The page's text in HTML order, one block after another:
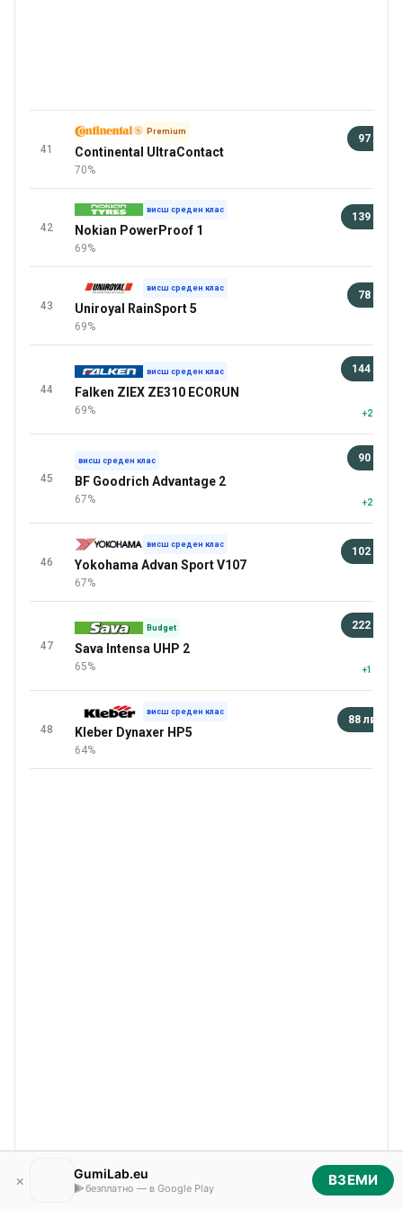
41
Premium
Continental UltraContact
70%
97 лв
42
висш среден клас
Nokian PowerProof 1
69%
139 лв
43
висш среден клас
Uniroyal RainSport 5
69%
78 лв
44
висш среден клас
Falken ZIEX ZE310 ECORUN
69%
144 лв
+2
45
висш среден клас
BF Goodrich Advantage 2
67%
90 лв
+2
46
висш среден клас
Yokohama Advan Sport V107
67%
102 лв
47
Budget
Sava Intensa UHP 2
65%
222 лв
+1
48
висш среден клас
Kleber Dynaxer HP5
64%
88 лв
× GumiLab.eu
безплатно — в Google Play ВЗЕМИ